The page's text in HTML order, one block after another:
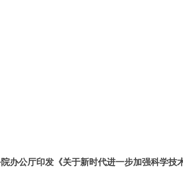
办公厅印发《关于新时代进一步加强科学技